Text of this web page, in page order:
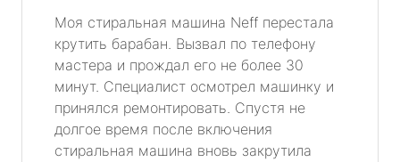
Моя стиральная машина Neff перестала
крутить барабан. Вызвал по телефону
мастера и прождал его не более 30
минут. Специалист осмотрел машинку и
принялся ремонтировать. Спустя не
долгое время после включения
стиральная машина вновь закрутила